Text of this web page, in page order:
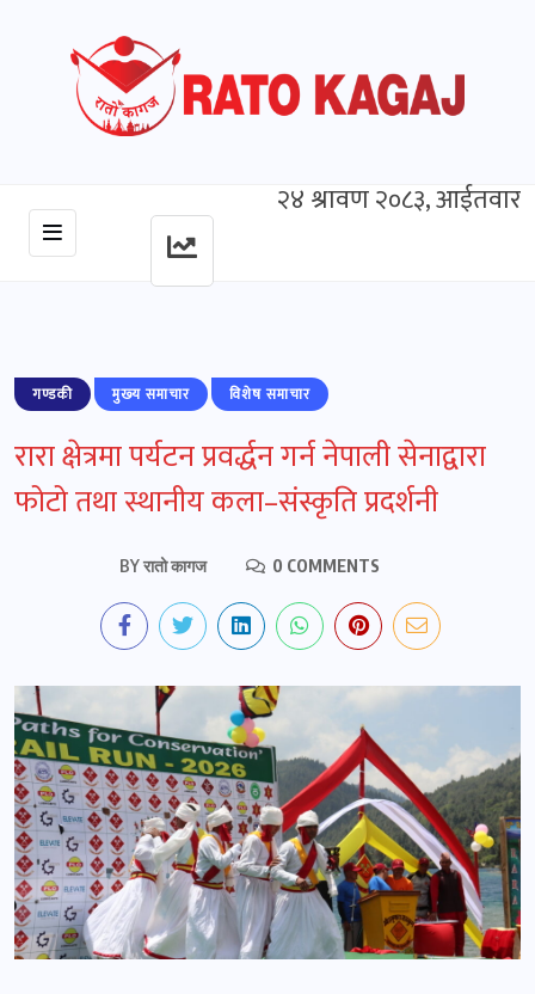
२४ श्रावण २०८३, आईतवार
गण्डकी मुख्‍य समाचार विशेष समाचार
रारा क्षेत्रमा पर्यटन प्रवर्द्धन गर्न नेपाली सेनाद्वारा
फोटो तथा स्थानीय कला–संस्कृति प्रदर्शनी
BYरातो कागज 0 COMMENTS